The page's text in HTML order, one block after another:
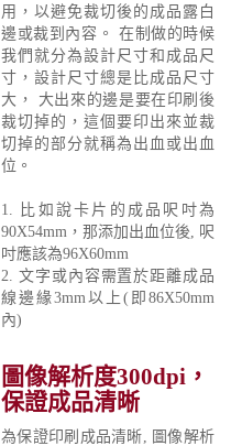
用，以避免裁切後的成品露白
邊或裁到內容。 在制做的時候
我們就分為設計尺寸和成品尺
寸，設計尺寸總是比成品尺寸
大， 大出來的邊是要在印刷後
裁切掉的，這個要印出來並裁
切掉的部分就稱為出血或出血
位。
1. 比如說卡片的成品呎吋為
90X54mm，那添加出血位後, 呎
吋應該為96X60mm
2. 文字或內容需置於距離成品
線邊緣3mm以上(即86X50mm
內)
圖像解析度300dpi，
保證成品清晰
為保證印刷成品清晰, 圖像解析